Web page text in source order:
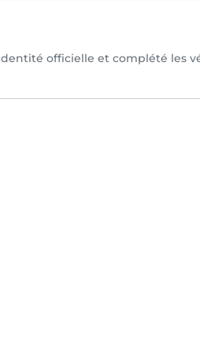
officielle et complété les